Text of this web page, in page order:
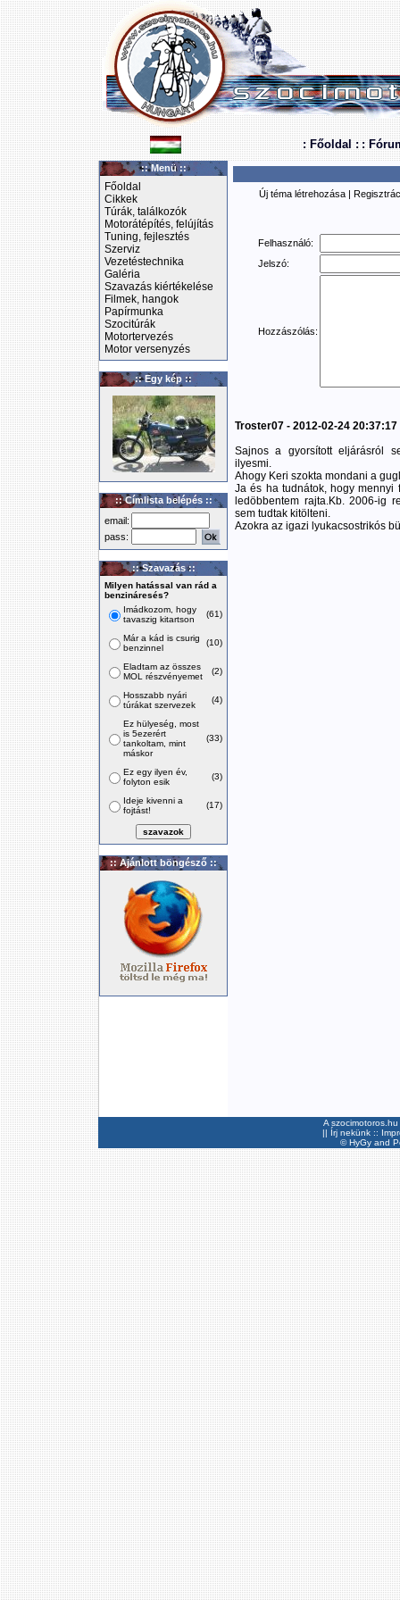
: Főoldal : :
:: Menü ::
Főoldal
Cikkek
Túrák, találkozók
Motorátépítés, felújítás
Tuning, fejlesztés
Szerviz
Vezetéstechnika
Galéria
Szavazás kiértékelése
Filmek, hangok
Papírmunka
Szocitúrák
Motortervezés
Motor versenyzés
:: Egy kép ::
:: Címlista belépés ::
email:
pass:
:: Szavazás ::
Milyen hatással van rád a
benzináresés?
Imádkozom, hogy
tavaszig kitartson
(61)
Már a kád is csurig
benzinnel
(10)
Eladtam az összes
MOL részvényemet
(2)
Hosszabb nyári
túrákat szervezek
(4)
Ez hülyeség, most
is 5ezerért
tankoltam, mint
máskor
(33)
Ez egy ilyen év,
folyton esik
(3)
Ideje kivenni a
fojtást!
(17)
:: Ajánlott böngésző ::
Új téma létrehozása |
Felhasználó:
Jelszó:
Hozzászólás:
Troster07 - 2012-02-24 20:37:17
Sajnos a gyorsított eljárásról
ilyesmi.
Ahogy Keri szokta mondani a
Ja és ha tudnátok, hogy mennyi
ledöbbentem rajta.Kb. 2006-ig
sem tudtak kitölteni.
Azokra az igazi lyukacsostrikós
A
|| Írj nekünk ::
©HyGyand